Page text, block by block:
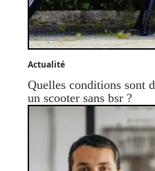
Actualité
Quelles conditions sont
un scooter sans bsr ?